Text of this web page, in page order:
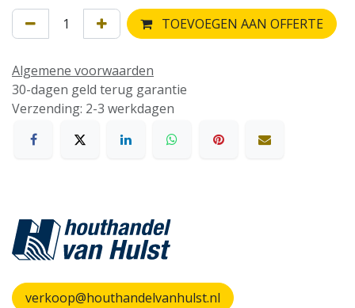
TOEVOEGEN AAN OFFERTE
Algemene voorwaarden
30-dagen geld terug garantie
Verzending: 2-3 werkdagen
verkoop@houthandelvanhulst.nl